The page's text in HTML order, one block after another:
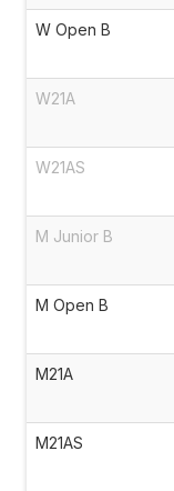
W Open B
W21A
W21AS
M Junior B
M Open B
M21A
M21AS